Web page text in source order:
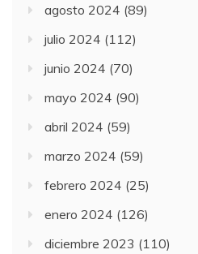
agosto 2024 (89)
julio 2024 (112)
junio 2024 (70)
mayo 2024 (90)
abril 2024 (59)
marzo 2024 (59)
febrero 2024 (25)
enero 2024 (126)
diciembre 2023 (110)